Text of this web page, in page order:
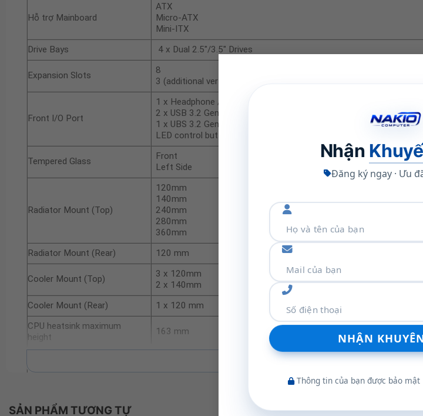
Nhận
Đăng ký ngay · Ưu
Thông tin của bạn được bảo mật
Hỗ trợ Mainboard
ATX
Micro-ATX
Mini-ITX
Drive Bays
4 x Dual 2.5″/3.5″ Drives
Expansion Slots
8
3 (additional vertical)
Front I/O Port
1 x Headphone / Microphone
2 x USB 3.2 Gen1
1 x UBS 3.2 Gen 2×2 Type C
LED control button
Tempered Glass
Front
Left Side
Radiator Mount (Top)
120mm
140mm
240mm
280mm
360mm
Radiator Mount (Rear)
120 mm
Cooler Mount (Top)
3 x 120mm
2 x 140mm
Cooler Mount (Rear)
1 x 120 mm
CPU heatsink maximum
height
163 mm
Removable Dust Filters
Xem thêm
SẢN PHẨM TƯƠNG TỰ